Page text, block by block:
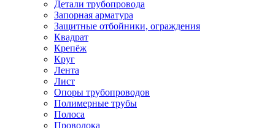
Детали трубопровода
Запорная арматура
Защитные отбойники, ограждения
Квадрат
Крепёж
Круг
Лента
Лист
Опоры трубопроводов
Полимерные трубы
Полоса
Проволока